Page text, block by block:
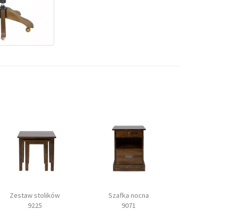
Zestaw stolików
9225
Szafka nocna
9071